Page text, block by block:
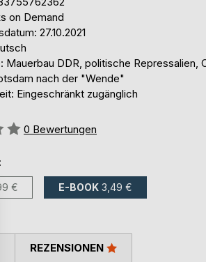
on Demand
27.10.2021
Mauerbau DDR, politische Repressalien,
nach der "Wende"
Eingeschränkt zugänglich
0 Bewertungen
€ E-BOOK 3,49 €
REZENSIONEN